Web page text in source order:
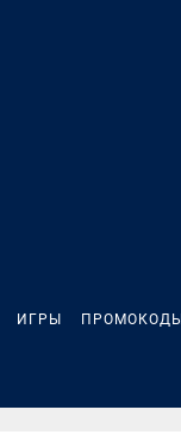
ИГРЫ ПРОМОКОДЫ